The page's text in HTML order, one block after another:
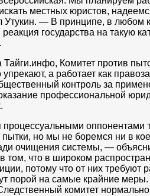
местных юристов,
— В принципе, в любом
государства на такую
Комитет против
а работает как
контроль за
профессиональной
оппонентами
но мы не боремся ни в
очищения системы, —
том, что в широком
потому что от них требуют
порой на самые крайние
комитет